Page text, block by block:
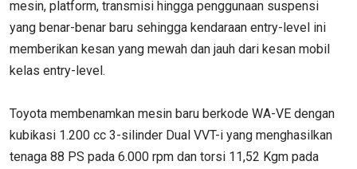
mesin, platform, transmisi hingga penggunaan suspensi
yang benar-benar baru sehingga kendaraan entry-level ini
memberikan kesan yang mewah dan jauh dari kesan mobil
kelas entry-level.
Toyota membenamkan mesin baru berkode WA-VE dengan
kubikasi 1.200 cc 3-silinder Dual VVT-i yang menghasilkan
tenaga 88 PS pada 6.000 rpm dan torsi 11,52 Kgm pada